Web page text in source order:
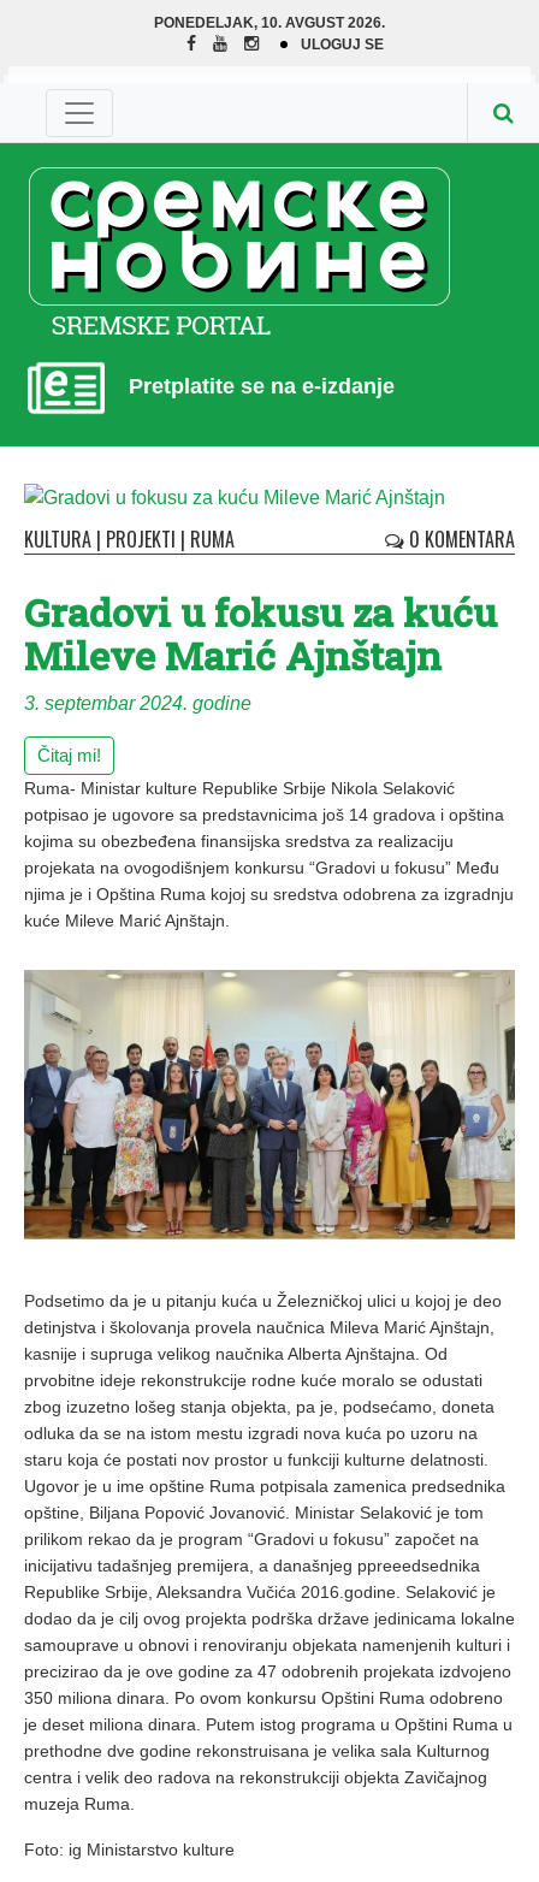
PONEDELJAK, 10. AVGUST 2026.
ULOGUJ SE
Pretplatite se na e-izdanje
KULTURA | PROJEKTI | RUMA 0 KOMENTARA
Gradovi u fokusu za kuću
Mileve Marić Ajnštajn
3. septembar 2024. godine
Čitaj mi!
Ruma- Ministar kulture Republike Srbije Nikola Selaković
potpisao je ugovore sa predstavnicima još 14 gradova i opština
kojima su obezbeđena finansijska sredstva za realizaciju
projekata na ovogodišnjem konkursu “Gradovi u fokusu” Među
njima je i Opština Ruma kojoj su sredstva odobrena za izgradnju
kuće Mileve Marić Ajnštajn.
Podsetimo da je u pitanju kuća u Železničkoj ulici u kojoj je deo
detinjstva i školovanja provela naučnica Mileva Marić Ajnštajn,
kasnije i supruga velikog naučnika Alberta Ajnštajna. Od
prvobitne ideje rekonstrukcije rodne kuće moralo se odustati
zbog izuzetno lošeg stanja objekta, pa je, podsećamo, doneta
odluka da se na istom mestu izgradi nova kuća po uzoru na
staru koja će postati nov prostor u funkciji kulturne delatnosti.
Ugovor je u ime opštine Ruma potpisala zamenica predsednika
opštine, Biljana Popović Jovanović. Ministar Selaković je tom
prilikom rekao da je program “Gradovi u fokusu” započet na
inicijativu tadašnjeg premijera, a današnjeg ppreeedsednika
Republike Srbije, Aleksandra Vučića 2016.godine. Selaković je
dodao da je cilj ovog projekta podrška države jedinicama lokalne
samouprave u obnovi i renoviranju objekata namenjenih kulturi i
precizirao da je ove godine za 47 odobrenih projekata izdvojeno
350 miliona dinara. Po ovom konkursu Opštini Ruma odobreno
je deset miliona dinara. Putem istog programa u Opštini Ruma u
prethodne dve godine rekonstruisana je velika sala Kulturnog
centra i velik deo radova na rekonstrukciji objekta Zavičajnog
muzeja Ruma.
Foto: ig Ministarstvo kulture